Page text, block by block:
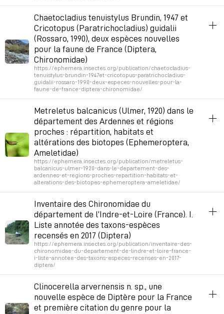
biodiversité insectes aquatique entomologie
January 5, 2026 at 11:32:01 AM GMT+1
Chaetocladius tenuistylus Brundin, 1947 et
Cricotopus (Paratrichocladius) guidalii
(Rossaro, 1990), deux espèces nouvelles
pour la faune de France (Diptera,
Chironomidae)
https://ephemera.insectes.org/publication/chaetocladius-
tenuistylus-brundin-1947et-cricotopus-paratrichocladius-
guidalii-rossaro-1990-deux-especes-nouvelles-pour-la-
faune-de-france-diptera-chironomidae/
biodiversité insectes aquatique entomologie
December 9, 2025 at 11:31:12 AM GMT+1
Metreletus balcanicus (Ulmer, 1920) dans le
département des Ardennes et régions
proches : répartition, habitats et
altérations des biotopes (Ephemeroptera,
Ameletidae)
https://ephemera.insectes.org/publication/metreletus-
balcanicus-ulmer-1920-dans-le-departement-des-
ardennes-et-regions-proches-repartition-habitats-et-
alterations-des-biotopes-ephemeroptera-ameletidae/
biodiversité insectes aquatique entomologie
November 28, 2025 at 10:26:22 AM GMT+1
Inventaire des Chironomidae du
département de l’Indre-et-Loire (France). I.
Liste annotée des taxons-espèces
recensés en 2017 (Diptera)
https://ephemera.insectes.org/publication/inventaire-des-
chironomidae-du-departement-de-lindre-et-loire-france-
i-liste-annotee-des-taxons-especes-recenses-en-2017-
diptera/
biodiversité insectes aquatique
November 20, 2025 at 10:26:33 AM GMT+1
Clinocerella arvernensis n. sp., une
nouvelle espèce de Diptère pour la France
et première citation du genre pour la